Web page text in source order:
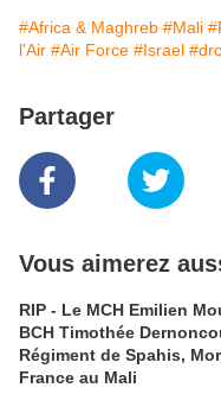
#Africa & Maghreb #Mali
l'Air #Air Force #Israel
Partager
Vous aimerez
RIP - Le MCH Emilien
BCH Timothée
Régiment de Spahis,
France au Mali